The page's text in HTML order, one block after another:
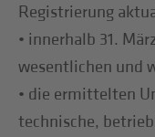
Registrierung
• innerhalb 31.
wesentlichen und
• die ermittelten
technische,